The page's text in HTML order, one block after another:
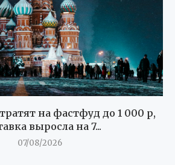
на фастфуд до 1 000 р,
выросла на 7...
07/08/2026